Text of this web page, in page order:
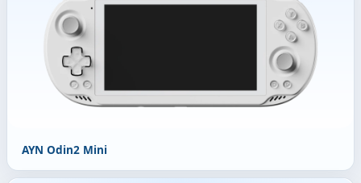
AYN Odin2 Mini